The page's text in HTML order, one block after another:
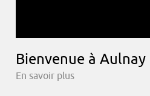
Bienvenue à Aulnay
En savoir plus